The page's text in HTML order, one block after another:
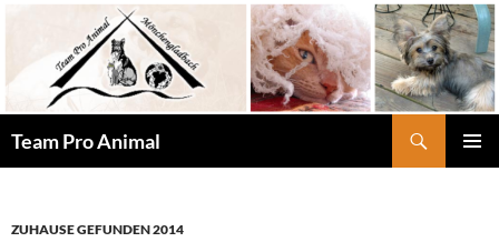
springen
Team Pro Animal
ZUHAUSE GEFUNDEN 2014